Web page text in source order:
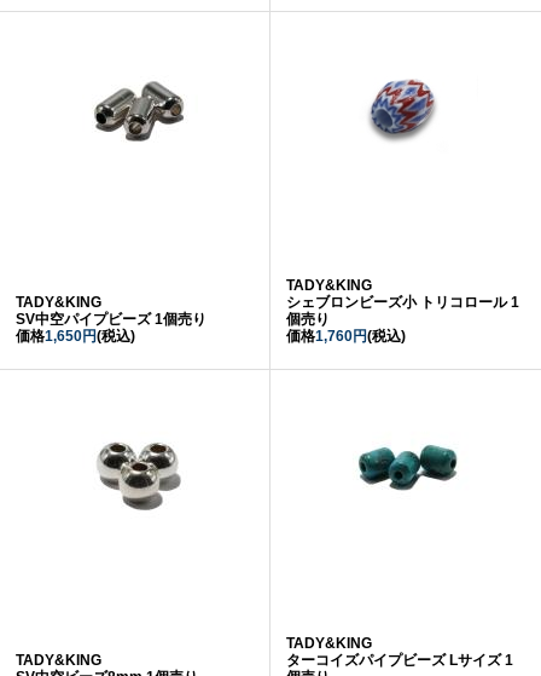
TADY&KING
SV中空パイプビーズ 1個売り
価格1,650円(税込)
TADY&KING
シェブロンビーズ小 トリコロール 1
個売り
価格1,760円(税込)
TADY&KING
TADY&KING
ターコイズパイプビーズ Lサイズ 1